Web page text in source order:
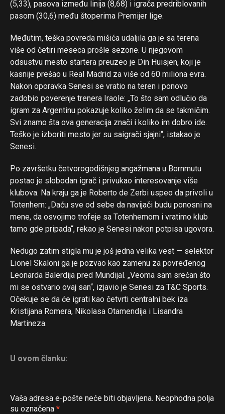
(5,33), pasova između linija (8,68) i igrača predriblovanih
pasom (30,6) među štoperima Premijer lige.
Međutim, teška povreda mišića udaljila ga je sa terena
više od četiri meseca prošle sezone. U njegovom
odsustvu mesto startera preuzeo je Din Huisjen, koji je
kasnije prešao u Real Madrid za više od 60 miliona evra.
Nakon oporavka Senesi se vratio na teren i ponovo
zadobio poverenje trenera Iraole: „To što sam odlučio da
igram za Argentinu pokazuje koliko želim da se takmičim.
Svi znamo šta ova generacija znači i koliko im dobro ide.
Teško je izboriti mesto jer su saigrači sjajni“, istakao je
Senesi.
Po završetku četvorogodišnjeg angažmana u Bornmutu
postao je slobodan igrač i privukao interesovanje više
klubova. Na kraju ga je Roberto de Zerbi uspeo da privoli u
Totenhem: „Daću sve od sebe da navijači budu ponosni na
mene, da osvojimo trofeje sa Totenhemom i vratimo klub
tamo gde pripada“, rekao je Senesi nakon potpisa ugovora.
Nedugo zatim stigla mu je još jedna velika vest — selektor
Lionel Skaloni ga je pozvao kao zamenu za povređenog
Leonarda Balerdija pred Mundijal. „Veoma sam srećan što
mi se ostvario ovaj san“, izjavio je Senesi za T&C Sports.
Očekuje se da će igrati kao četvrti centralni bek iza
Kristijana Romera, Nikolasa Otamendija i Lisandra
Martineza.
U ovom članku:
Vaša adresa e-pošte neće biti objavljena. Neophodna polja
su označena *
Whatsapp